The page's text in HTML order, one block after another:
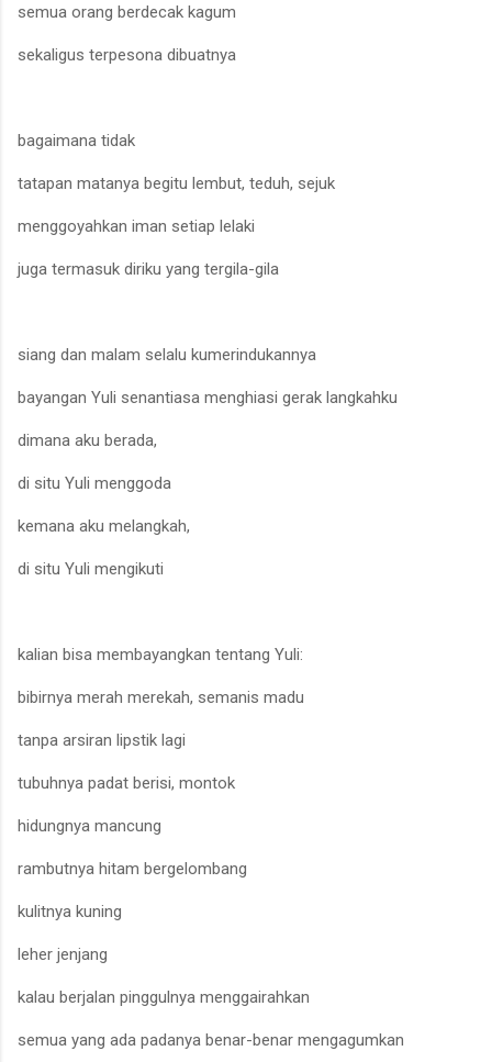
semua orang berdecak kagum
sekaligus terpesona dibuatnya
bagaimana tidak
tatapan matanya begitu lembut, teduh, sejuk
menggoyahkan iman setiap lelaki
juga termasuk diriku yang tergila-gila
siang dan malam selalu kumerindukannya
bayangan Yuli senantiasa menghiasi gerak langkahku
dimana aku berada,
di situ Yuli menggoda
kemana aku melangkah,
di situ Yuli mengikuti
kalian bisa membayangkan tentang Yuli:
bibirnya merah merekah, semanis madu
tanpa arsiran lipstik lagi
tubuhnya padat berisi, montok
hidungnya mancung
rambutnya hitam bergelombang
kulitnya kuning
leher jenjang
kalau berjalan pinggulnya menggairahkan
semua yang ada padanya benar-benar mengagumkan